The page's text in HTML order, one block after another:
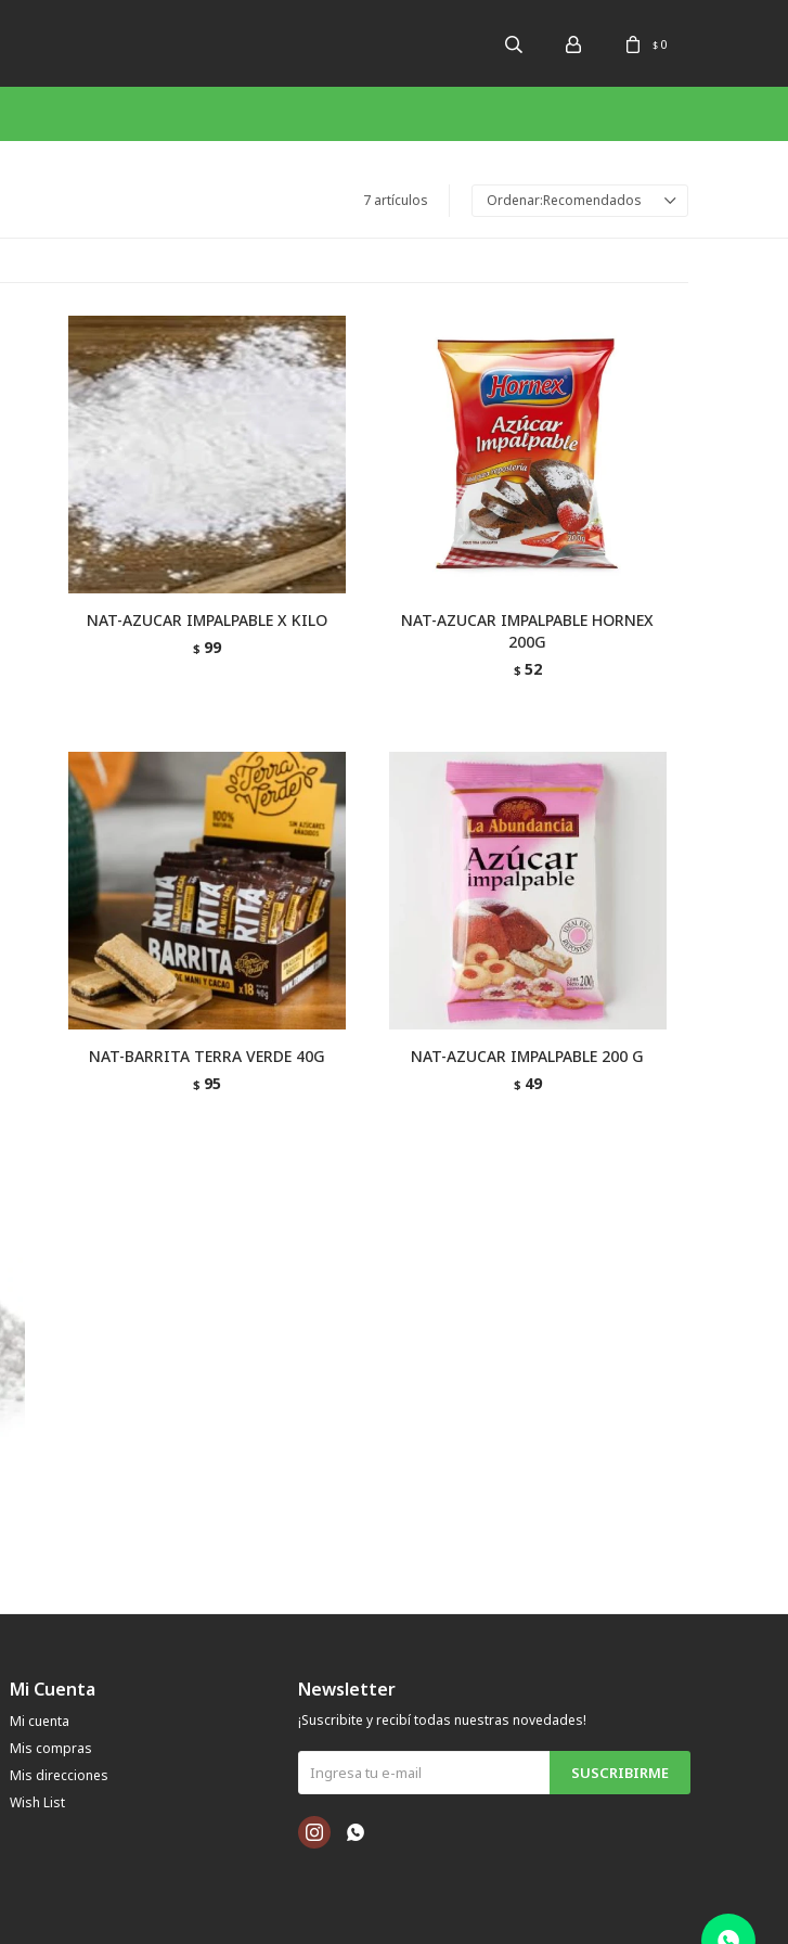
$ 0
7 artículos Recomendados
NAT-AZUCAR IMPALPABLE X KILO
$ 99
NAT-AZUCAR IMPALPABLE HORNEX
200G
$ 52
NAT-BARRITA TERRA VERDE 40G
$ 95
NAT-AZUCAR IMPALPABLE 200 G
$ 49
Mi Cuenta
Mi cuenta
Mis compras
Mis direcciones
Wish List
Newsletter
¡Suscribite y recibí todas nuestras novedades!
SUSCRIBIRME
 